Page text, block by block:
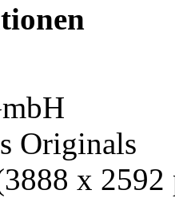
Originals
x 2592